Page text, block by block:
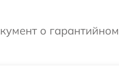
о гарантийном